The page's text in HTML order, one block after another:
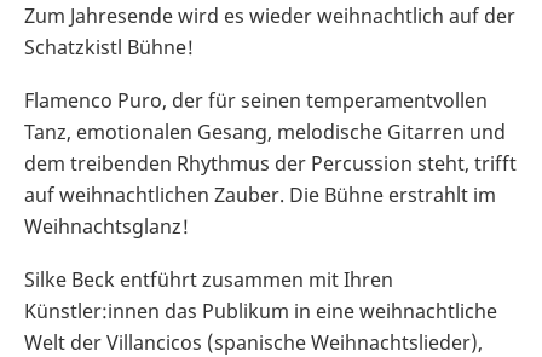
Zum Jahresende wird es wieder weihnachtlich auf der
Schatzkistl Bühne!
Flamenco Puro, der für seinen temperamentvollen
Tanz, emotionalen Gesang, melodische Gitarren und
dem treibenden Rhythmus der Percussion steht, trifft
auf weihnachtlichen Zauber. Die Bühne erstrahlt im
Weihnachtsglanz!
Silke Beck entführt zusammen mit Ihren
Künstler:innen das Publikum in eine weihnachtliche
Welt der Villancicos (spanische Weihnachtslieder),